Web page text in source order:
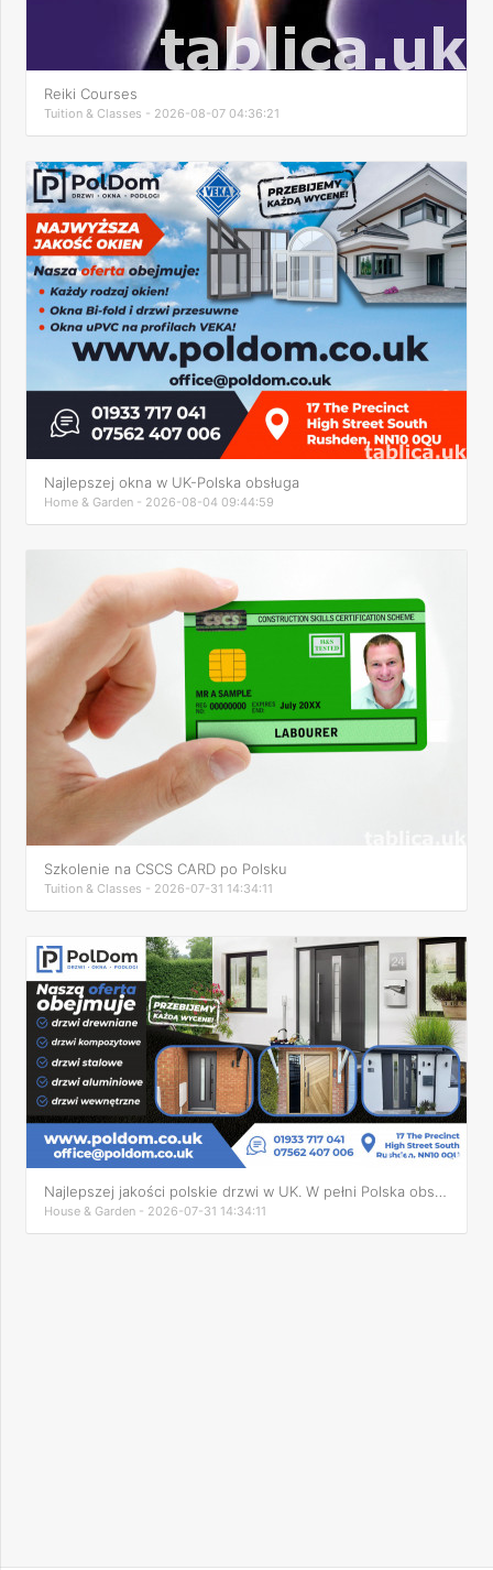
Reiki Courses
Tuition & Classes - 2026-08-07 04:36:21
Najlepszej okna w UK-Polska obsługa
Home & Garden - 2026-08-04 09:44:59
Szkolenie na CSCS CARD po Polsku
Tuition & Classes - 2026-07-31 14:34:11
House & Garden - 2026-07-31 14:34:11